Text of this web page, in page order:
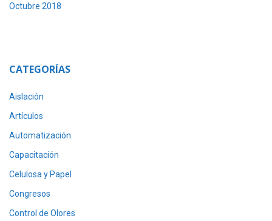
Octubre 2018
CATEGORÍAS
Aislación
Artículos
Automatización
Capacitación
Celulosa y Papel
Congresos
Control de Olores